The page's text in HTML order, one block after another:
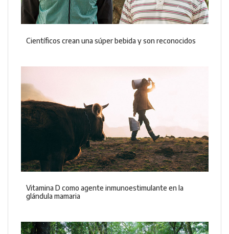
Científicos crean una súper bebida y son reconocidos
Vitamina D como agente inmunoestimulante en la
glándula mamaria